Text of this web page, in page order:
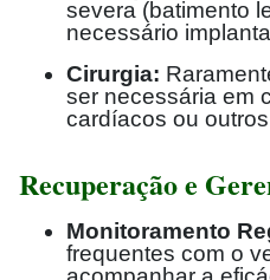
severa (batimento
necessário
Cirurgia:
ser necessária em
cardíacos ou
Recuperação e
Monitoramento
frequentes com o